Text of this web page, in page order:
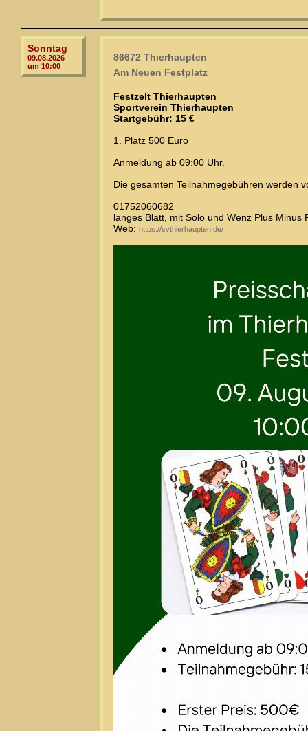
Sonntag
09.08.2026
um 10:00
86672 Thierhaupten
Am Neuen Festplatz
Festzelt Thierhaupten
Sportverein Thierhaupten
Startgebühr: 15 €
1. Platz 500 Euro
Anmeldung ab 09:00 Uhr.
Die gesamten Teilnahmegebühren werden
01752060682
langes Blatt, mit Solo und Wenz Plus Minus
Web: https://svthierhaupten.de/